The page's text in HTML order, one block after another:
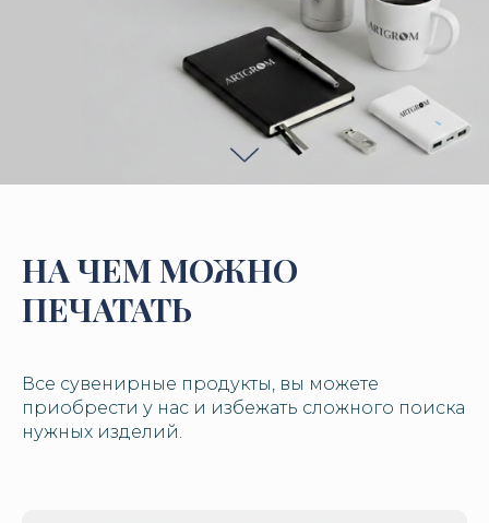
НА ЧЕМ МОЖНО
ПЕЧАТАТЬ
Все сувенирные продукты, вы можете
приобрести у нас и избежать сложного поиска
нужных изделий.